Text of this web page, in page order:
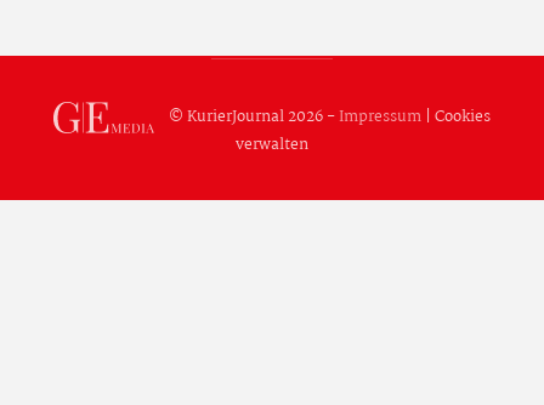
© KurierJournal 2026 -Impressum| Cookies
verwalten